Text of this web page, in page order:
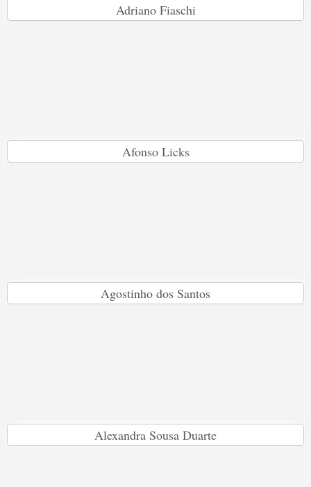
Adriano Fiaschi
Afonso Licks
Agostinho dos Santos
Alexandra Sousa Duarte